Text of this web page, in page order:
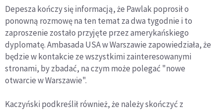
Depesza kończy się informacją, że Pawlak poprosił o
ponowną rozmowę na ten temat za dwa tygodnie i to
zaproszenie zostało przyjęte przez amerykańskiego
dyplomatę. Ambasada USA w Warszawie zapowiedziała, że
będzie w kontakcie ze wszystkimi zainteresowanymi
stronami, by zbadać, na czym może polegać "nowe
otwarcie w Warszawie".
Kaczyński podkreślił również, że należy skończyć z